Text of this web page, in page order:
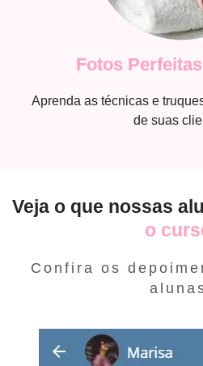
Fotos
Aprenda as técnicas e
de suas
Veja o que nossas
o
Confira os